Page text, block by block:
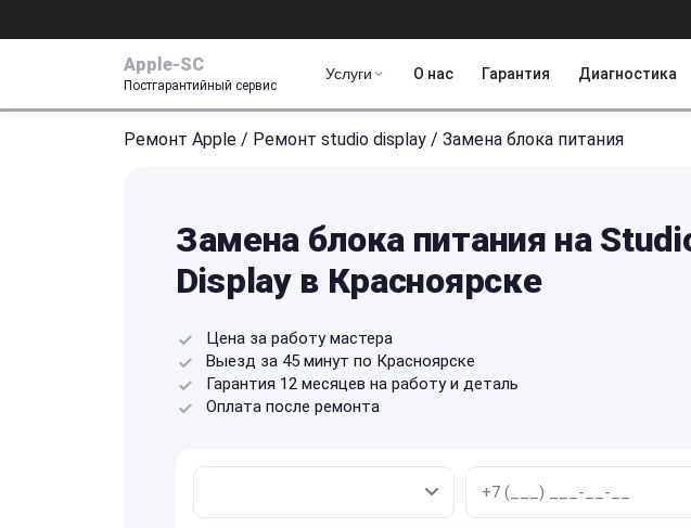
Apple-SC
Постгарантийный сервис
Услуги О нас Гарантия Диагностика
Ремонт Apple / Ремонт studio display / Замена блока питания
Замена блока питания на
Display в Красноярске
Цена за работу мастера
Выезд за 45 минут по Красноярске
Гарантия 12 месяцев на работу и деталь
Оплата после ремонта